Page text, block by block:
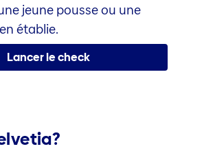
jeune pousse ou une
établie.
Lancer le check